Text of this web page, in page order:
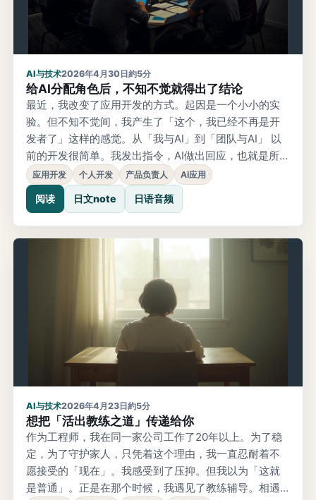
AI与技术2026年4月30日約5分
给AI分配角色后，不知不觉就得出了结论
最近，我改变了应用开发的方式。起因是一个小小的实
验。但不知不觉间，我产生了「这个，我已经不再是开
发者了」这样的感觉。从「我与AI」到「团队与AI」 以
前的开发很简单。我发出指令，AI做出回应，也就是所谓
的一对一关系。但现在不同了。我把角色交给了AI。工程
师、设计师、产品经理。还有实际接受过采访的用户
们。我有7个人的采访数据，这些人「就那样参与进了会
议」。不是虚构的角色。是实际交谈过的话语，感受到
的不满，期待着的
应用开发 个人开发 产品负责人 AI应用
阅读 日文note 日语音频
AI与技术2026年4月23日約5分
想把「活出教练之道」传递给你
作为工程师，我在同一家公司工作了20年以上。为了稳
定，为了守护家人，只凭着这个理由，我一直忍耐着不
愿接受的「现在」。我感受到了压抑。但我以为「这就
是普通」。正是在那个时候，我遇见了教练辅导。相遇